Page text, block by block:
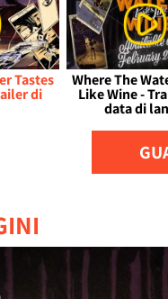
Tastes
di
Where The
Like Wine -
data di